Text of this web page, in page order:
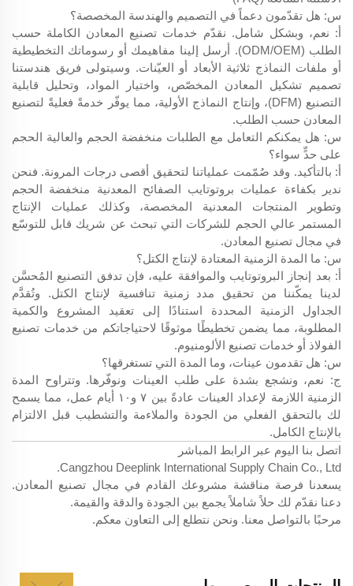
س: هل تقدّمون دعماً في التصميم والهندسة المخصصة؟
أ: نعم، وبشكل شامل. نقدّم خدمات تصنيع المعادن الكاملة حسب
الطلب (ODM/OEM). أرسل إلينا مفاهيمك أو رسوماتك التخطيطية
أو ملفات النماذج ثلاثية الأبعاد أو العيّنات. وسيتولى فريق هندستنا
تصميم تشكيل المعادن المخصّص، واختيار المواد، وتحليل قابلية
التصنيع (DFM)، وإنتاج النماذج الأولية، مما يوفّر خدمةً فعليةً لتصنيع
المعادن حسب الطلب.
س: هل يمكنكم التعامل مع الطلبات منخفضة الحجم والعالية الحجم
على حدٍّ سواء؟
أ: بالتأكيد. وقد صُمّمت عملياتنا لتحقيق أقصى درجات المرونة. فنحن
ندير بكفاءة عمليات بروتوتايب الصفائح المعدنية منخفضة الحجم
وتطوير المنتجات المعدنية المخصصة، وكذلك عمليات الإنتاج
المستمر عالي الحجم للشركات التي تبحث عن شريك قابل للتوسّع
في مجال تصنيع المعادن.
س: ما المدة الزمنية المعتادة لإنتاج الكتل؟
أ: بعد إنجاز البروتوتايب والموافقة عليه، فإن تدفق التصنيع المُحسَّن
لدينا يمكّننا من تحقيق مدد زمنية تنافسية لإنتاج الكتل. وتُقدَّم
الجداول الزمنية المحددة استنادًا إلى تعقيد المشروع والكمية
المطلوبة، مما يضمن تخطيطًا موثوقًا لاحتياجاتكم من خدمات تصنيع
الفولاذ أو خدمات تصنيع الألومنيوم.
س: هل تقدمون عينات، وما المدة التي تستغرقها؟
ج: نعم، ونشجع بشدة على طلب العينات ونوفّرها. وتتراوح المدة
الزمنية اللازمة لإعداد العينات عادةً بين ٧ و١٠ أيام عمل، مما يسمح
لك بالتحقق الفعلي من الجودة والملاءمة والتشطيب قبل الالتزام
بالإنتاج الكامل.
اتصل بنا اليوم عبر الرابط المباشر
Cangzhou Deeplink International Supply Chain Co., Ltd.
يسعدنا فرصة مناقشة مشروعك القادم في مجال تصنيع المعادن.
دعنا نقدّم لك حلاً شاملاً يجمع بين الجودة والدقة والقيمة.
مرحبًا بالتواصل معنا. ونحن نتطلع إلى التعاون معكم.